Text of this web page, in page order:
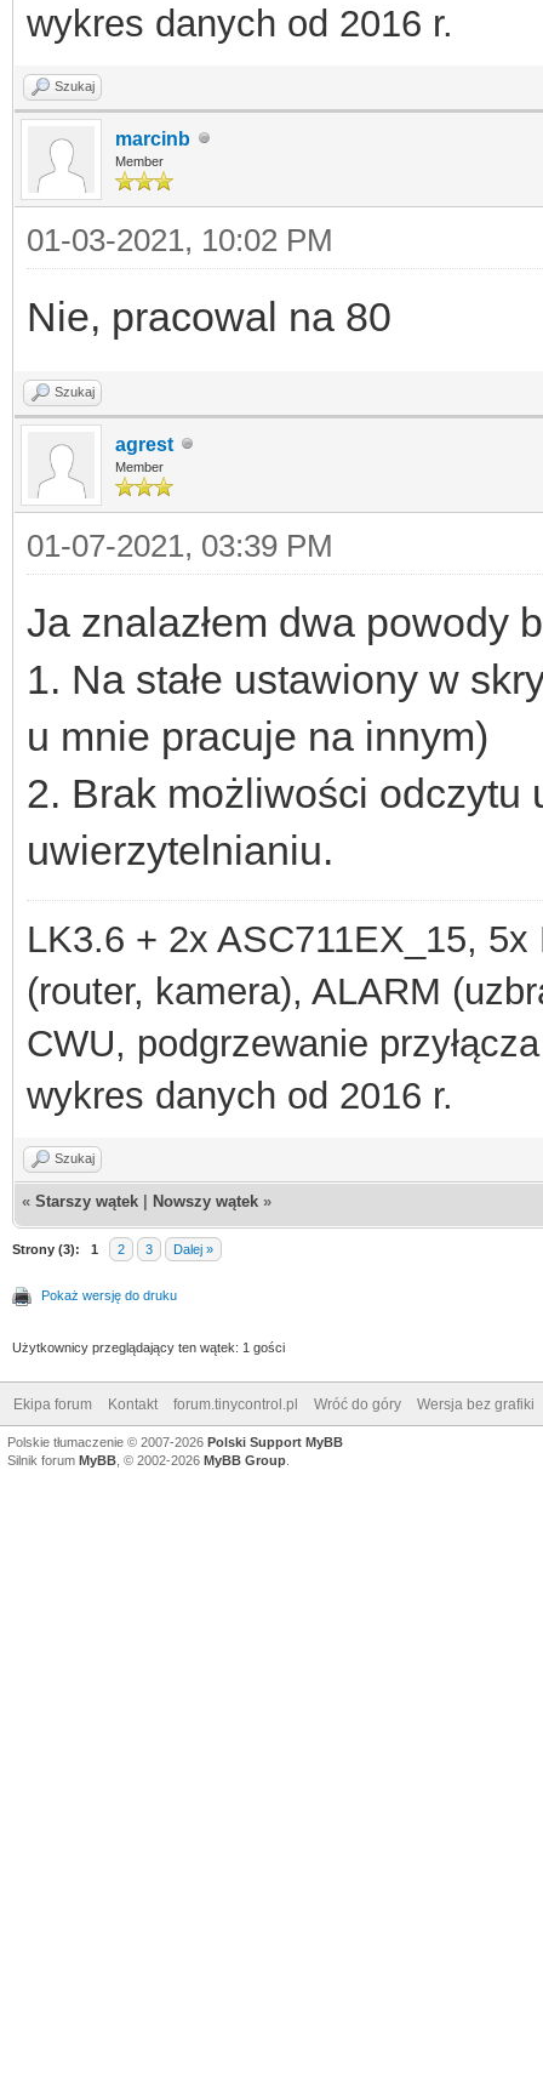
wykres danych od 2016 r.
Szukaj
marcinb
Member
01-03-2021, 10:02 PM
Nie, pracowal na 80
Szukaj
agrest
Member
01-07-2021, 03:39 PM
Ja znalazłem dwa powody
1. Na stałe ustawiony w
u mnie pracuje na innym)
2. Brak możliwości odczytu
uwierzytelnianiu.
LK3.6 + 2x ASC711EX_15,
(router, kamera), ALARM
CWU, podgrzewanie
wykres danych od 2016 r.
Szukaj
« Starszy wątek Nowszy wątek »
Strony (3): 1 2 3 Dalej »
Pokaż wersję do druku
Użytkownicy przeglądający ten wątek: 1 gości
Ekipa forum Kontakt forum.tinycontrol.pl Wróć do góry Wersja bez grafiki
Polskie tłumaczenie © 2007-2026 Polski Support MyBB
Silnik forum MyBB , © 2002-2026 MyBB Group